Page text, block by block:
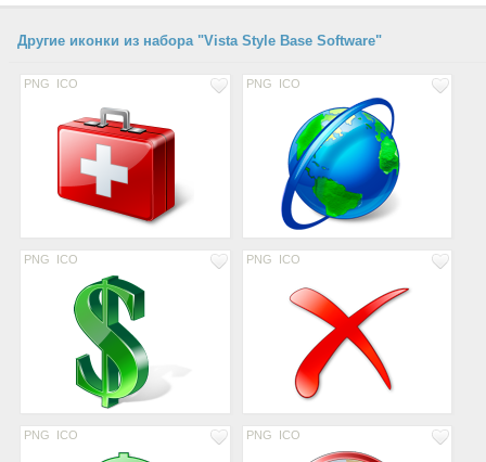
Другие иконки из набора "Vista Style Base Software"
PNG ICO PNG ICO
PNG ICO PNG ICO
PNG ICO PNG ICO